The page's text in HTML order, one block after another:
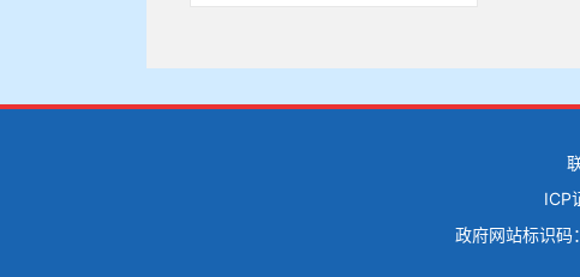
ICP
政府网站标识